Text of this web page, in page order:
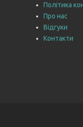
Політика
Про нас
Відгуки
Контакти